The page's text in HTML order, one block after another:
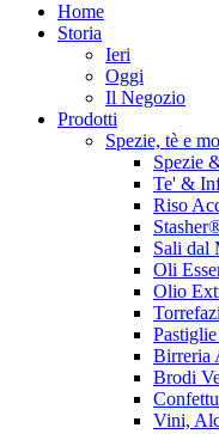
Home
Storia
Ieri
Oggi
Il Negozio
Prodotti
Spezie, tè e
Spezie
Te' &
Riso
Sali dal
Oli
Olio
Birreria
Brodi
Vini,